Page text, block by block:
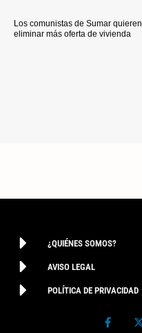
Los comunistas de Sumar quieren
eliminar más oferta de vivienda
¿QUIÉNES SOMOS?
AVISO LEGAL
POLÍTICA DE PRIVACIDAD